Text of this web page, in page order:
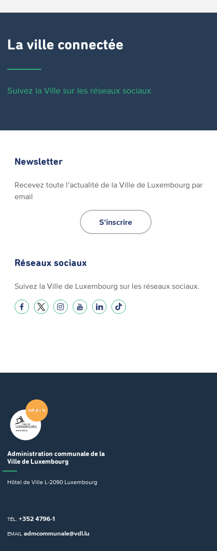
La ville connectée
Suivez la Ville sur les réseaux sociaux
Newsletter
Recevez toute l’actualité de la Ville de Luxembourg par
email
S'inscrire
Réseaux sociaux
Suivez la Ville de Luxembourg sur les réseaux sociaux.
Administration communale de la
Ville de Luxembourg
Hôtel de Ville L-2090 Luxembourg
TÉL. +352 4796-1
EMAIL admcommunale@vdl.lu